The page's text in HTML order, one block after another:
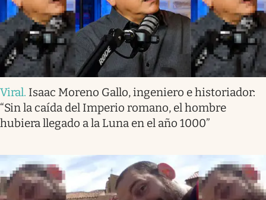
Viral. Isaac Moreno Gallo, ingeniero e historiador:
“Sin la caída del Imperio romano, el hombre
hubiera llegado a la Luna en el año 1000”